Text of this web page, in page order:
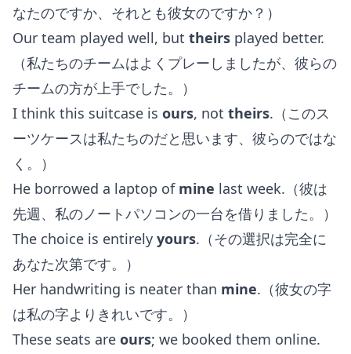
なたのですか、それとも彼女のですか？）
Our team played well, but theirs played better.
（私たちのチームはよくプレーしましたが、彼らの
チームの方が上手でした。）
I think this suitcase is ours, not theirs.（このス
ーツケースは私たちのだと思います、彼らのではな
く。）
He borrowed a laptop of mine last week.（彼は
先週、私のノートパソコンの一台を借りました。）
The choice is entirely yours.（その選択は完全に
あなた次第です。）
Her handwriting is neater than mine.（彼女の字
は私の字よりきれいです。）
These seats are ours; we booked them online.